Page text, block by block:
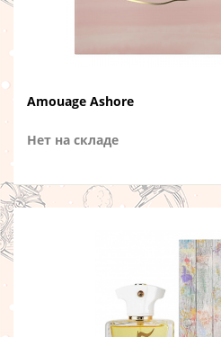
Amouage Ashore
Нет на складе